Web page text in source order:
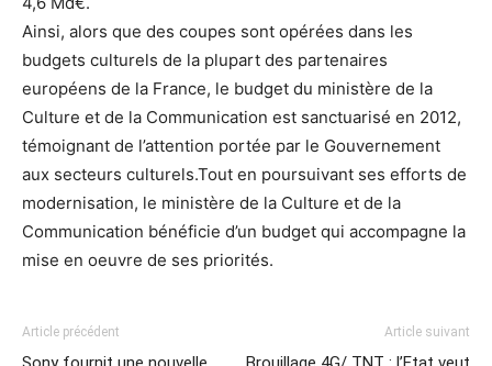
Ainsi, alors que des coupes sont opérées dans les
budgets culturels de la plupart des partenaires
européens de la France, le budget du ministère de la
Culture et de la Communication est sanctuarisé en 2012,
témoignant de l’attention portée par le Gouvernement
aux secteurs culturels.Tout en poursuivant ses efforts de
modernisation, le ministère de la Culture et de la
Communication bénéficie d’un budget qui accompagne la
mise en oeuvre de ses priorités.
Article précédent Article suivant